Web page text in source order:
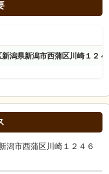
潟県新潟市西蒲区川崎１２
潟市西蒲区川崎１２４６